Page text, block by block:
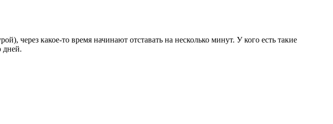
через какое-то время начинают отставать на несколько минут. У кого есть такие
дней.